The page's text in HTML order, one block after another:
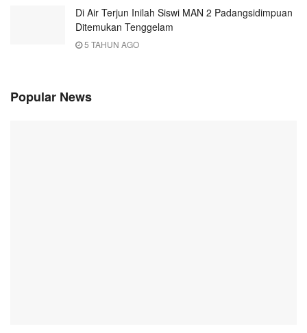
Di Air Terjun Inilah Siswi MAN 2 Padangsidimpuan
Ditemukan Tenggelam
5 TAHUN AGO
Popular News